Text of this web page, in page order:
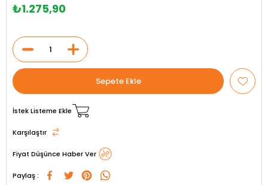
₺1.275,90
İstek Listeme Ekle
Karşılaştır
Fiyat Düşünce Haber Ver
Paylaş :